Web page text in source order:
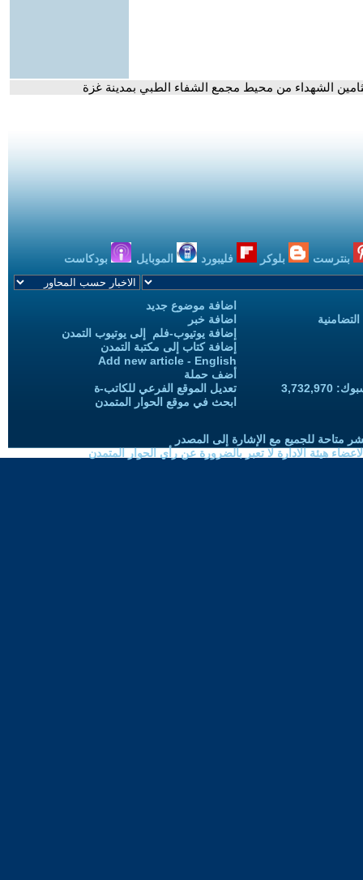
الشهداء من محيط مجمع الشفاء الطبي بمدينة غزة
بنترست بلوكر فليبورد الموبايل بودكاست
اضافة موضوع جديد
اضافة خبر
إضافة يوتيوب-فلم إلى يوتيوب التمدن
إضافة كتاب إلى مكتبة التمدن
Add new article - English
أضف حملة
تعديل الموقع الفرعي للكاتب-ة
ابحث في موقع الحوار المتمدن
متاحة للجميع مع الإشارة إلى المصدر
هيئة الادارة لا تعبر بالضرورة عن رأي الحوار المتمدن